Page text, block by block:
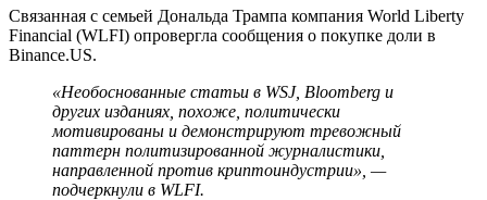
Связанная с семьей Дональда Трампа компания World Liberty
Financial (WLFI) опровергла сообщения о покупке доли в
Binance.US.
«Необоснованные статьи в WSJ, Bloomberg и
других изданиях, похоже, политически
мотивированы и демонстрируют тревожный
паттерн политизированной журналистики,
направленной против криптоиндустрии», —
подчеркнули в WLFI.